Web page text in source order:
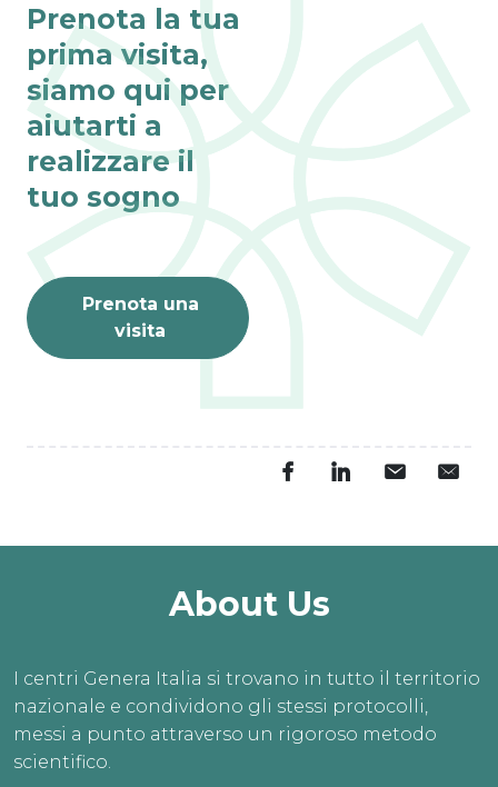
Prenota la tua
prima visita,
siamo qui per
aiutarti a
realizzare il
tuo sogno
Prenota una
visita
About Us
I centri Genera Italia si trovano in tutto il territorio
nazionale e condividono gli stessi protocolli,
messi a punto attraverso un rigoroso metodo
scientifico.